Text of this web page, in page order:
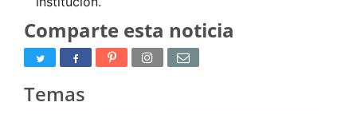
Comparte esta noticia
Temas